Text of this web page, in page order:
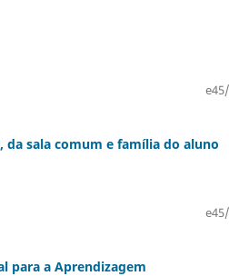
da sala comum e família do aluno
para a Aprendizagem